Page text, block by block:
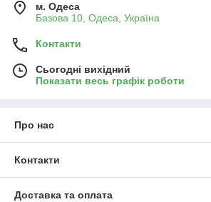
м. Одеса
Базова 10, Одеса, Україна
Контакти
Сьогодні вихідний
Показати весь графік роботи
Про нас
Контакти
Доставка та оплата